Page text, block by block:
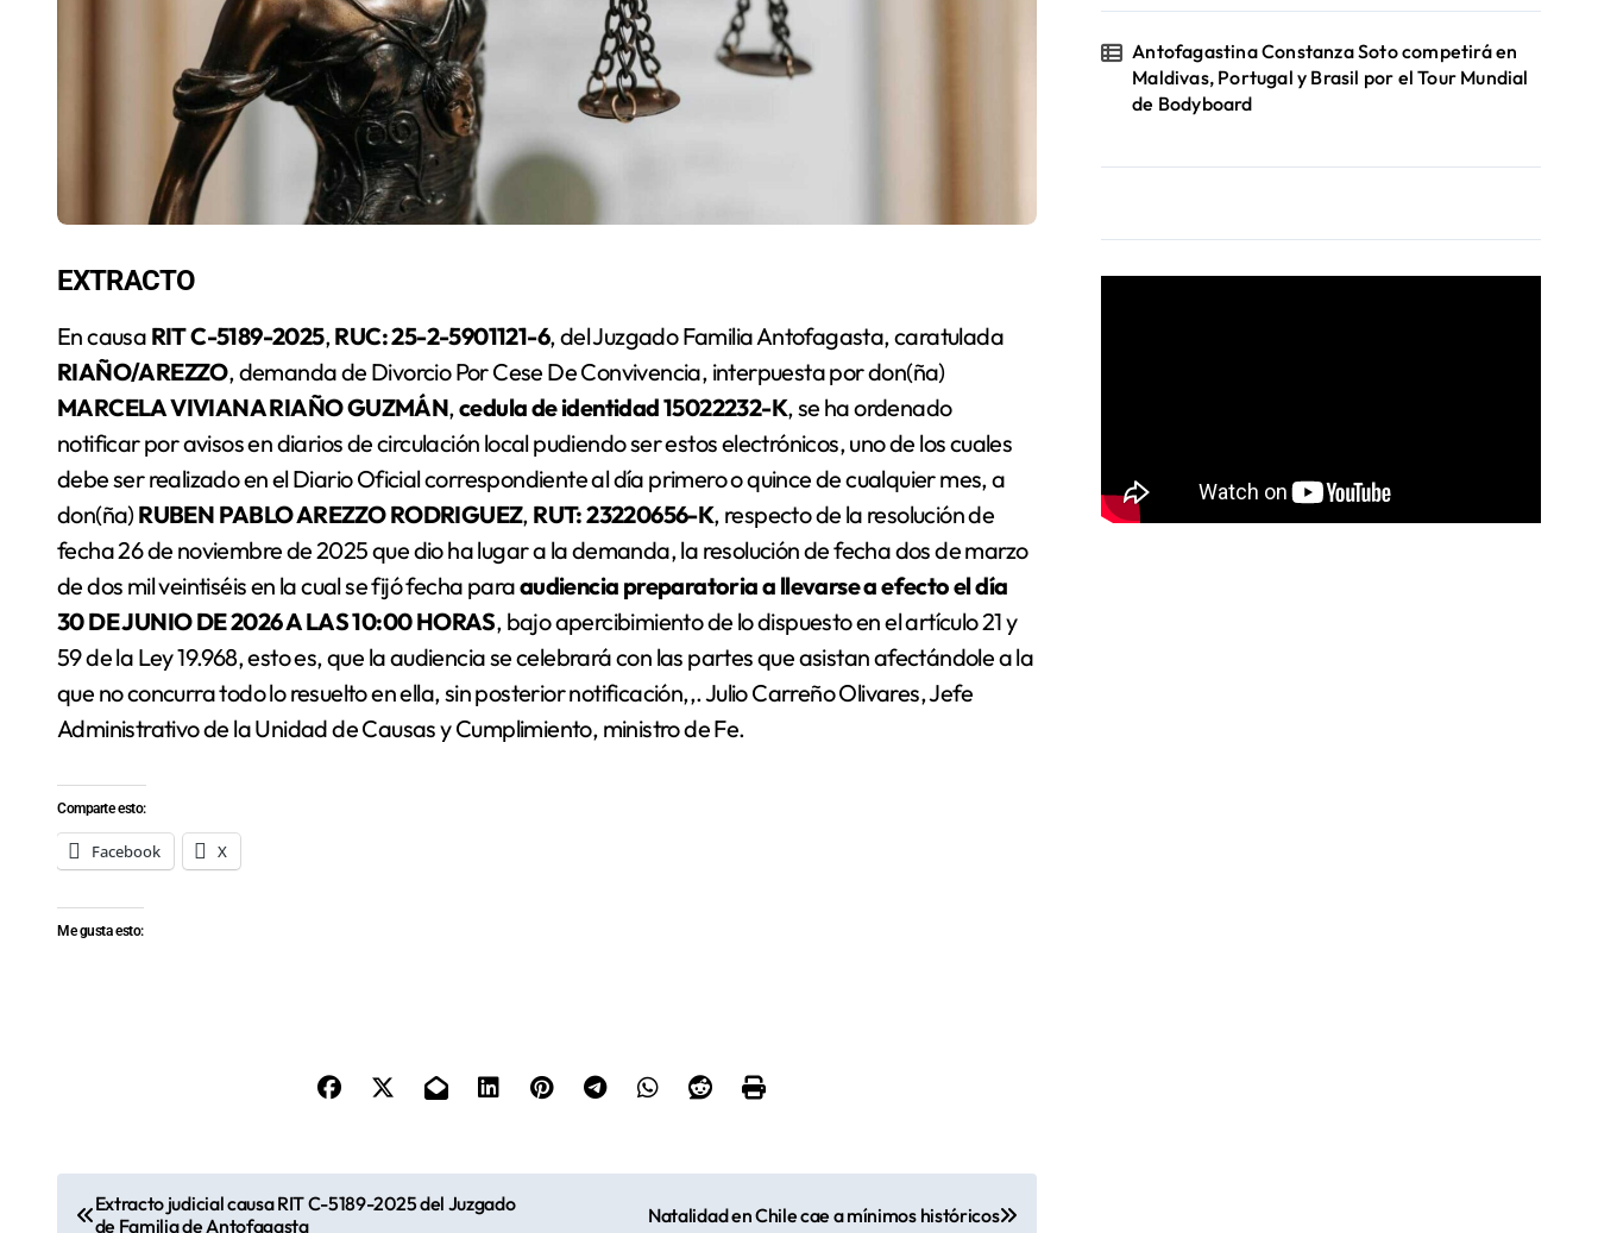
EXTRACTO
En causa RIT C-5189-2025,RUC: 25-2-5901121-6, del Juzgado Familia Antofagasta, caratulada
RIAÑO/AREZZO, demanda de Divorcio Por Cese De Convivencia, interpuesta por don(ña)
MARCELA VIVIANA RIAÑO GUZMÁN,cedula de identidad 15022232-K, se ha ordenado
notificar por avisos en diarios de circulación local pudiendo ser estos electrónicos, uno de los cuales
debe ser realizado en el Diario Oficial correspondiente al día primero o quince de cualquier mes, a
don(ña)RUBEN PABLO AREZZO RODRIGUEZ, RUT: 23220656-K, respecto de la resolución de
fecha 26 de noviembre de 2025 que dio ha lugar a la demanda, la resolución de fecha dos de marzo
de dos mil veintiséis en la cual se fijó fecha paraaudiencia preparatoria a llevarse a efecto el día
30 DE JUNIO DE 2026 A LAS 10:00 HORAS, bajo apercibimiento de lo dispuesto en el artículo 21 y
59 de la Ley 19.968, esto es, que la audiencia se celebrará con las partes que asistan afectándole a la
que no concurra todo lo resuelto en ella, sin posterior notificación,,. Julio Carreño Olivares, Jefe
Administrativo de la Unidad de Causas y Cumplimiento, ministro de Fe.
Comparte esto:
Facebook X
Me gusta esto:
Extracto judicial causa RIT C-5189-2025 del Juzgado
de Familia de Antofagasta
Natalidad en Chile cae a mínimos históricos
Antofagastina Constanza Soto competirá en
Maldivas, Portugal y Brasil por el Tour Mundial
de Bodyboard